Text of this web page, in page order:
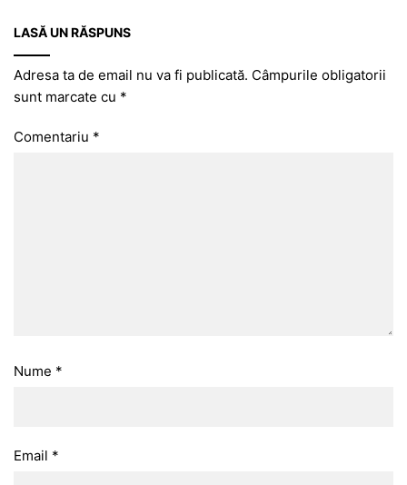
LASĂ UN RĂSPUNS
Adresa ta de email nu va fi publicată. Câmpurile obligatorii
sunt marcate cu *
Comentariu *
Nume *
Email *